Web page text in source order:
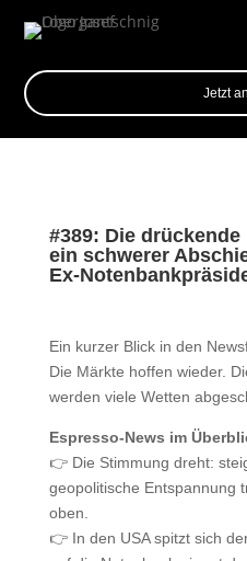
Jetzt
#389: Die
ein schwerer
Ex-
Ein kurzer Blick in den
Die Märkte hoffen wieder.
werden viele Wetten
Espresso-News im
👉 Die Stimmung dreht:
geopolitische Entspannung
oben.
👉 In den USA spitzt sich